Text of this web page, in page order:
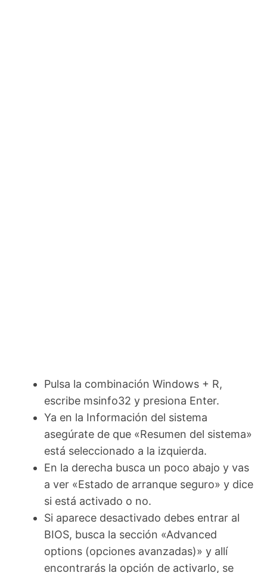
Pulsa la combinación Windows + R,
escribe msinfo32 y presiona Enter.
Ya en la Información del sistema
asegúrate de que «Resumen del sistema»
está seleccionado a la izquierda.
En la derecha busca un poco abajo y vas
a ver «Estado de arranque seguro» y dice
si está activado o no.
Si aparece desactivado debes entrar al
BIOS, busca la sección «Advanced
options (opciones avanzadas)» y allí
encontrarás la opción de activarlo, se